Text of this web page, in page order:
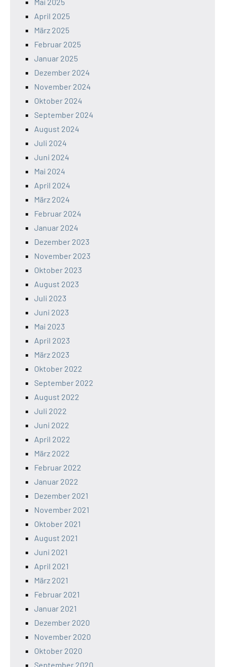
April 2025
März 2025
Februar 2025
Januar 2025
Dezember 2024
November 2024
Oktober 2024
September 2024
August 2024
Juli 2024
Juni 2024
Mai 2024
April 2024
März 2024
Februar 2024
Januar 2024
Dezember 2023
November 2023
Oktober 2023
August 2023
Juli 2023
Juni 2023
Mai 2023
April 2023
März 2023
Oktober 2022
September 2022
August 2022
Juli 2022
Juni 2022
April 2022
März 2022
Februar 2022
Januar 2022
Dezember 2021
November 2021
Oktober 2021
August 2021
Juni 2021
April 2021
März 2021
Februar 2021
Januar 2021
Dezember 2020
November 2020
Oktober 2020
September 2020